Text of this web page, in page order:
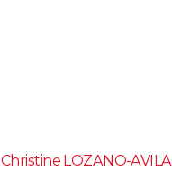
Christine LOZANO-AVILA